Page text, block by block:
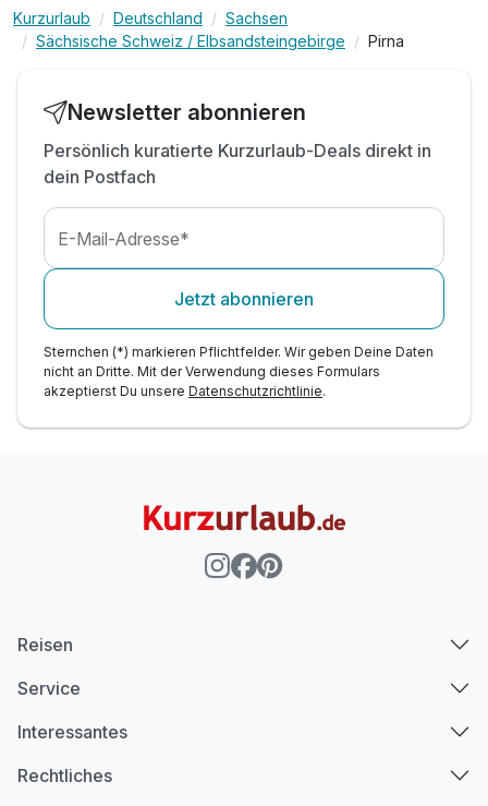
inkl. Teilnahme am täglichen Kursprogramm
1 x Vitamin-Drink
inkl. Leihbademantel und Handtücher
inkl. Nutzung des großzügigen Fitnessbereich
Kurzurlaub Deutschland
Sachsen
Sächsische Schweiz / Elbsandsteingebirge
Pirna
Newsletter abonnieren
Persönlich kuratierte Kurzurlaub-Deals direkt in
dein Postfach
E-Mail-Adresse*
Jetzt abonnieren
Sternchen (*) markieren Pflichtfelder. Wir geben Deine Daten
nicht an Dritte. Mit der Verwendung dieses Formulars
akzeptierst Du unsere Datenschutzrichtlinie.
Reisen
Service
Interessantes
Rechtliches